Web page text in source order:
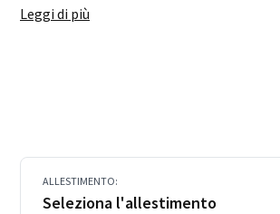
Leggi di più
ALLESTIMENTO:
Seleziona l'allestimento